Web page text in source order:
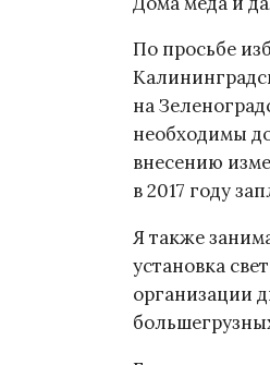
По просьбе
на
необходимы
внесению
в 2017 году
Я также
установка
организации